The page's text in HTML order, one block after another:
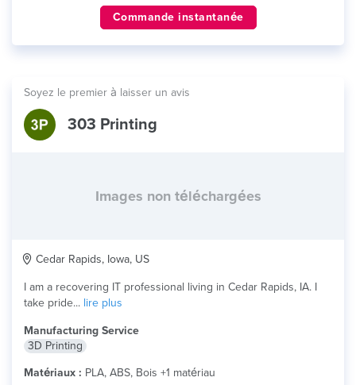
Commande instantanée
Soyez le premier à laisser un avis
303 Printing
Images non téléchargées
Cedar Rapids, Iowa, US
I am a recovering IT professional living in Cedar Rapids, IA. I
take pride... lire plus
Manufacturing Service
3D Printing
Matériaux : PLA, ABS, Bois +1 matériau